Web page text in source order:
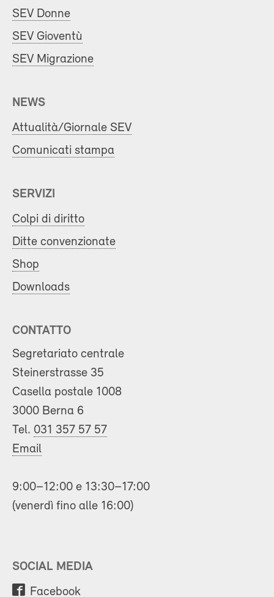
SEV Donne
SEV Gioventù
SEV Migrazione
NEWS
Attualità/Giornale SEV
Comunicati stampa
SERVIZI
Colpi di diritto
Ditte convenzionate
Shop
Downloads
CONTATTO
Segretariato centrale
Steinerstrasse 35
Casella postale 1008
3000 Berna 6
Tel. 031 357 57 57
Email
9:00–12:00 e 13:30–17:00
(venerdì fino alle 16:00)
SOCIAL MEDIA
Facebook